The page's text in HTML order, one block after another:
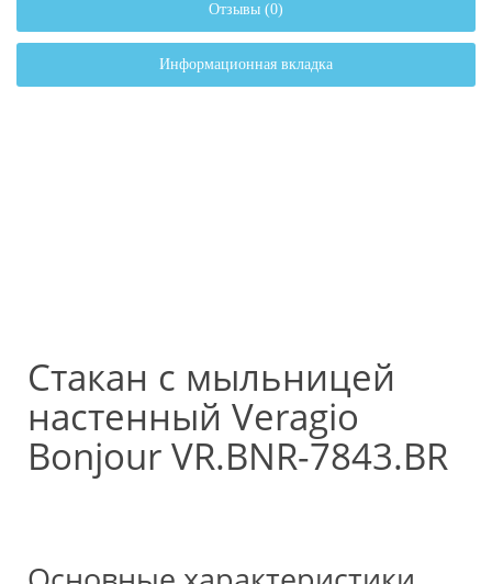
Отзывы (0)
Информационная вкладка
Стакан с мыльницей
настенный Veragio
Bonjour VR.BNR-7843.BR